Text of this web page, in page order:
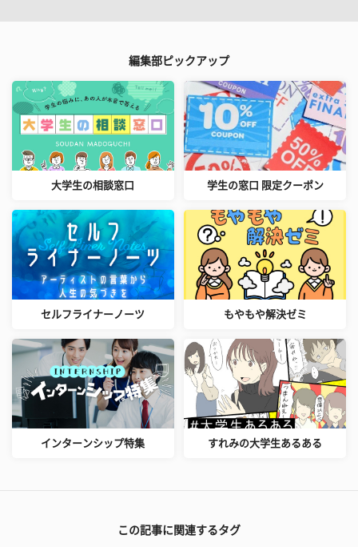
編集部ピックアップ
大学生の相談窓口 学生の窓口 限定クーポン
セルフライナーノーツ もやもや解決ゼミ
インターンシップ特集 すれみの大学生あるある
この記事に関連するタグ